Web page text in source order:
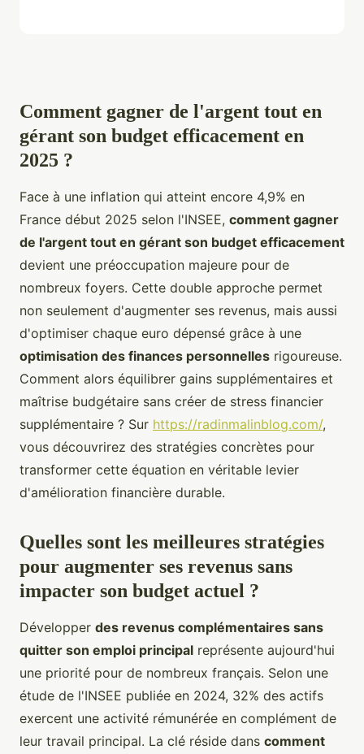
Comment gagner de l'argent tout en
gérant son budget efficacement en
2025 ?
Face à une inflation qui atteint encore 4,9% en
France début 2025 selon l'INSEE, comment gagner
de l'argent tout en gérant son budget efficacement
devient une préoccupation majeure pour de
nombreux foyers. Cette double approche permet
non seulement d'augmenter ses revenus, mais aussi
d'optimiser chaque euro dépensé grâce à une
optimisation des finances personnelles rigoureuse.
Comment alors équilibrer gains supplémentaires et
maîtrise budgétaire sans créer de stress financier
supplémentaire ? Sur https://radinmalinblog.com/,
vous découvrirez des stratégies concrètes pour
transformer cette équation en véritable levier
d'amélioration financière durable.
Quelles sont les meilleures stratégies
pour augmenter ses revenus sans
impacter son budget actuel ?
Développer des revenus complémentaires sans
quitter son emploi principal représente aujourd'hui
une priorité pour de nombreux français. Selon une
étude de l'INSEE publiée en 2024, 32% des actifs
exercent une activité rémunérée en complément de
leur travail principal. La clé réside dans comment